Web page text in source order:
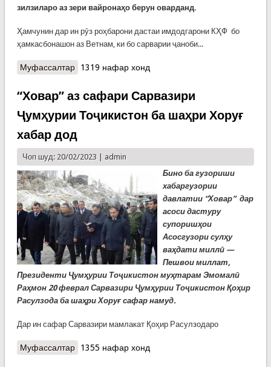
зилзиларо аз зери вайронаҳо берун оварданд.
Ҳамчунин дар ин рӯз роҳбарони дастаи имдодгарони КҲФ бо
ҳамкасбонашон аз Ветнам, ки бо сарварии ҷаноби...
Муфассалтаро Имдодгарони тоҷик дар вилояти Хатойи
вайронаҳо берун оварданд
1319 нафар хонд
“Ховар” аз сафари Сарвазири
Ҷумҳурии Тоҷикистон ба шаҳри Хоруғ
хабар дод
Чоп шуд: 20/02/2023 | admin
Бино ба гузориши
хабаргузории
давлатии “Ховар” дар
асоси дастуру
супоришҳои
Асосгузори сулҳу
ваҳдати миллӣ —
Пешвои миллат,
Президенти Ҷумҳурии Тоҷикистон муҳтарам Эмомалӣ
Раҳмон 20 феврал Сарвазири Ҷумҳурии Тоҷикистон Қоҳир
Расулзода ба шаҳри Хоруғ сафар намуд.
Дар ин сафар Сарвазири мамлакат Қоҳир Расулзодаро
Муфассалтаро “Ховар” аз сафари Сарвазири Ҷумҳурии
1355 нафар хонд